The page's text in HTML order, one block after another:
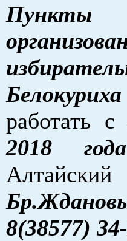
Пункты
Белокуриха
работать
2018
8(38577)